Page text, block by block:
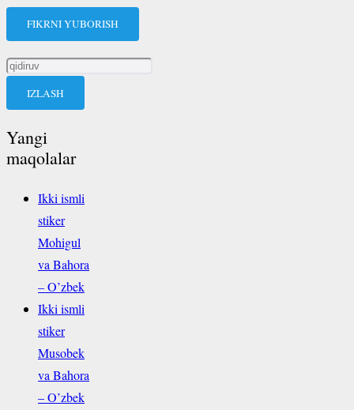
FIKRNI YUBORISH
Qidirshish:
Yangi
maqolalar
Ikki ismli
stiker
Mohigul
va Bahora
– O’zbek
Ikki ismli
stiker
Musobek
va Bahora
– O’zbek